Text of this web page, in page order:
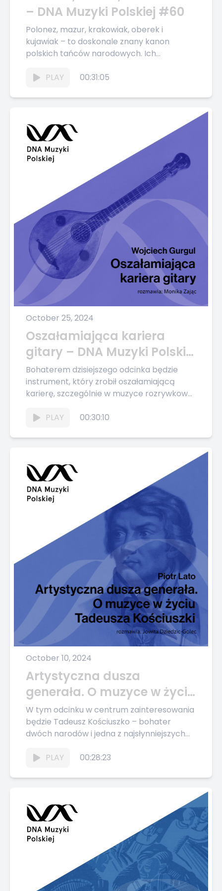
– DNA Muzyki Polskiej #60
Polonez, mazur, krakowiak, oberek i
kujawiak – to doskonale znany kanon
polskich tańców narodowych. Ich
kultury zapewniły im...
PLAY 00:31:05
October 25, 2024
Oszałamiająca kariera
gitary – DNA Muzyki Polskiej
#59
Bohaterem dzisiejszego odcinka będzie
instrument, który zrobił oszałamiającą
karierę, szczególnie w muzyce rozrywkowej;
gatunków jak blues, rock czy...
PLAY 00:30:10
October 10, 2024
Artystyczna dusza
generała. O muzyce w życiu
Tadeusza Kościuszki – DNA
Muzyki Polskiej #58
W tym odcinku w centrum zainteresowania
będzie Tadeusz Kościuszko – bohater
dwóch narodów i jedna z najsłynniejszych
o...
PLAY 00:28:23